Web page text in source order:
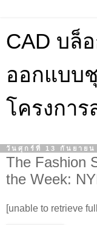
CAD บล็
ออกแบบ
โครงกา
วันศุกร์ที่ 13 กันยาย
The Fashion
the Week:
[unable to retrieve